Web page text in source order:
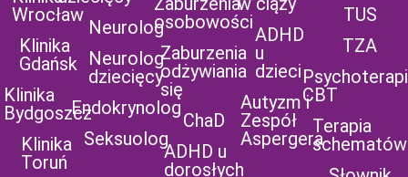
Wrocław
Klinika
Gdańsk
Klinika
Bydgoszcz
Klinika
Toruń
Neurolog
Neurolog
dziecięcy
Endokrynolog
Seksuolog
osobowości
Zaburzenia
odżywiania
się
ChaD
ADHD u
dorosłych
ADHD
u
dzieci
Autyzm i
Zespół
Aspergera
TUS
TZA
CBT
Terapia
schematów